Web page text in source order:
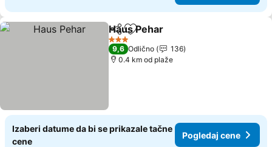
Deli Dodati u favorite
Haus Pehar
3 Zvezdice
9,6 Odlično
136
0.4 km od plaže
Izaberi datume da bi se prikazale tačne
cene
Pogledaj cene